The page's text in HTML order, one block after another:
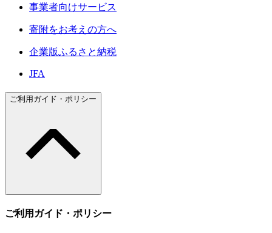
事業者向けサービス
寄附をお考えの方へ
企業版ふるさと納税
JFA
ご利用ガイド・ポリシー
ご利用ガイド・ポリシー